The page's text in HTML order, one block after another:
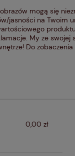
mogą się
jasności na Twoim
My ze
Do
KOSZTÓW
0,00 zł